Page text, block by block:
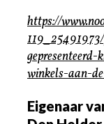
https://
winkels-aan-
Eigenaar